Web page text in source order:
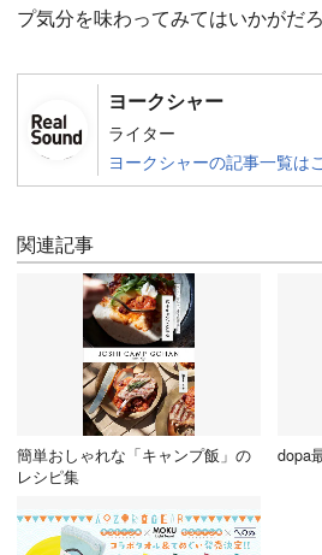
プ気分を味わってみてはいかがだ
ヨークシャー
ライター
ヨークシャーの記事一覧は
関連記事
簡単おしゃれな「キャンプ飯」の
レシピ集
dopa